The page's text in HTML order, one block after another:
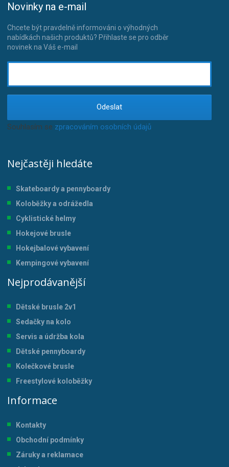
Novinky na e-mail
Chcete být pravdelně informováni o výhodných
nabídkách našich produktů? Přihlaste se pro odběr
novinek na Váš e-mail
Odeslat
Souhlasím se zpracováním osobních údajů.
Nejčastěji hledáte
Skateboardy a pennyboardy
Koloběžky a odrážedla
Cyklistické helmy
Hokejové brusle
Hokejbalové vybavení
Kempingové vybavení
Nejprodávanější
Dětské brusle 2v1
Sedačky na kolo
Servis a údržba kola
Dětské pennyboardy
Kolečkové brusle
Freestylové koloběžky
Informace
Kontakty
Obchodní podmínky
Záruky a reklamace